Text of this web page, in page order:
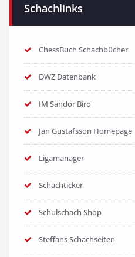
Schachlinks
ChessBuch Schachbücher
DWZ Datenbank
IM Sandor Biro
Jan Gustafsson Homepage
Ligamanager
Schachticker
Schulschach Shop
Steffans Schachseiten